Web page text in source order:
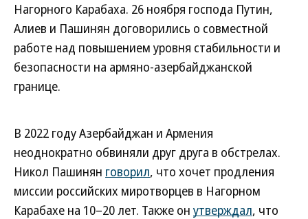
Нагорного Карабаха. 26 ноября господа Путин,
Алиев и Пашинян договорились о совместной
работе над повышением уровня стабильности и
безопасности на армяно-азербайджанской
границе.
В 2022 году Азербайджан и Армения
неоднократно обвиняли друг друга в обстрелах.
Никол Пашинян говорил, что хочет продления
миссии российских миротворцев в Нагорном
Карабахе на 10–20 лет. Также он утверждал, что